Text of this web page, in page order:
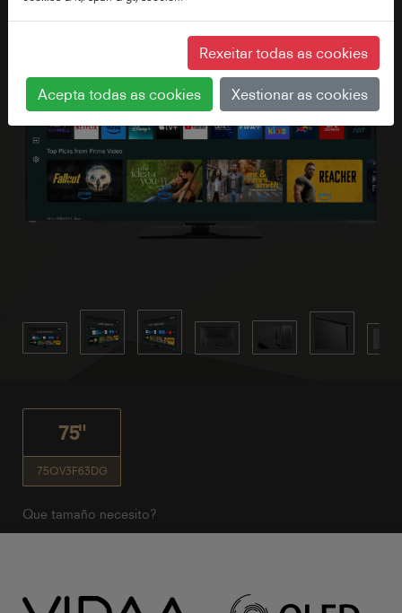
75"
75QV3F63DG
Que tamaño necesito?
Rexeitar todas as cookies
Acepta todas as cookies Xestionar as cookies